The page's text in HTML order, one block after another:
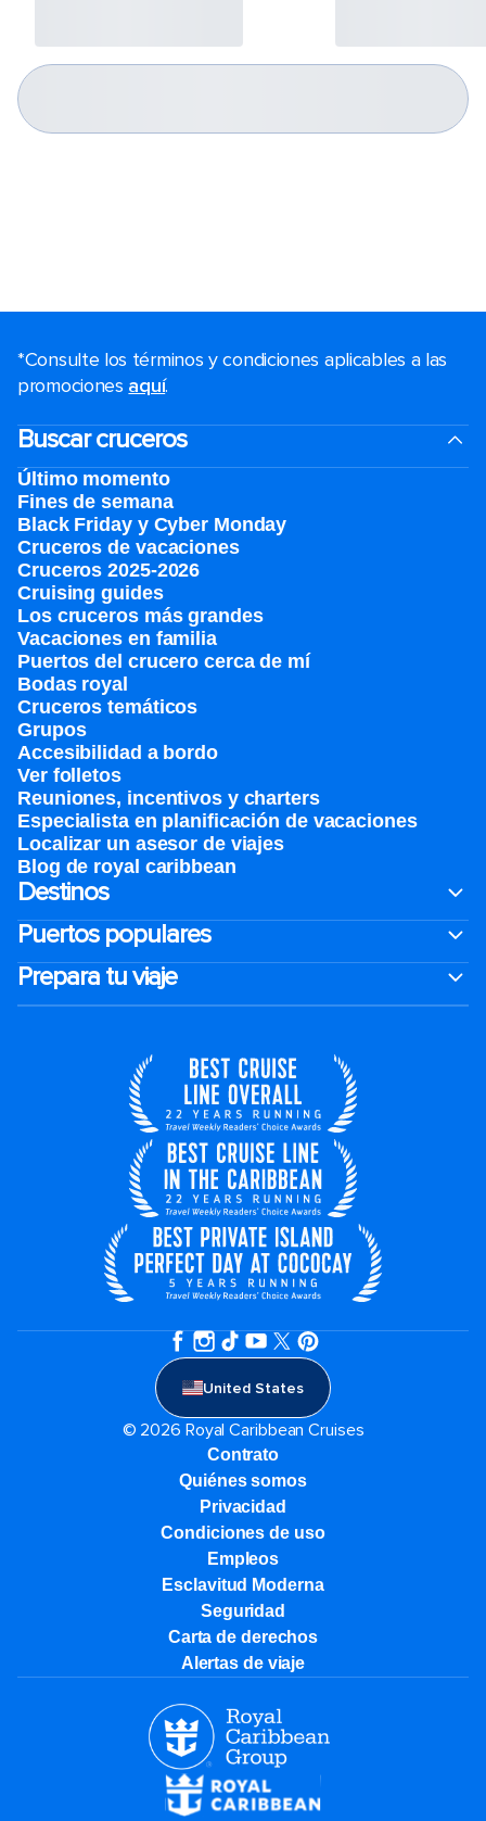
*Consulte los términos y condiciones aplicables a las
promociones aquí.
Buscar cruceros
Último momento
Fines de semana
Black Friday y Cyber Monday
Cruceros de vacaciones
Cruceros 2025-2026
Cruising guides
Los cruceros más grandes
Vacaciones en familia
Puertos del crucero cerca de mí
Bodas royal
Cruceros temáticos
Grupos
Accesibilidad a bordo
Ver folletos
Reuniones, incentivos y charters​
Especialista en planificación de vacaciones
Localizar un asesor de viajes
Blog de royal caribbean
Destinos
Puertos populares
Prepara tu viaje
United States
© 2026 Royal Caribbean Cruises
Contrato
Quiénes somos
Privacidad
Condiciones de uso
Empleos
Esclavitud Moderna
Seguridad
Carta de derechos
Alertas de viaje